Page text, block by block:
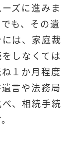
ズに進みま
も、その遺
は、家庭裁
しなくては
１か月程度
言や法務局
、相続手続